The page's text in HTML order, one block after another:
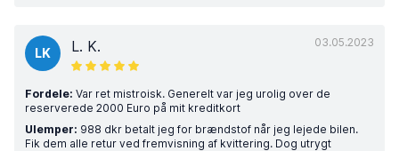
03.05.2023
LK L. K.
Fordele: Var ret mistroisk. Generelt var jeg urolig over de
reserverede 2000 Euro på mit kreditkort
Ulemper: 988 dkr betalt jeg for brændstof når jeg lejede bilen.
Fik dem alle retur ved fremvisning af kvittering. Dog utrygt